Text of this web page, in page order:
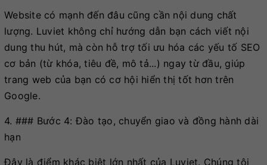
Website có mạnh đến đâu cũng cần nội dung chất
lượng. Luviet không chỉ hướng dẫn bạn cách viết nội
dung thu hút, mà còn hỗ trợ tối ưu hóa các yếu tố SEO
cơ bản (từ khóa, tiêu đề, mô tả...) ngay từ đầu, giúp
trang web của bạn có cơ hội hiển thị tốt hơn trên
Google.
4. ### Bước 4: Đào tạo, chuyển giao và đồng hành dài
hạn
Đây là điểm khác biệt lớn nhất của Luviet. Chúng tôi